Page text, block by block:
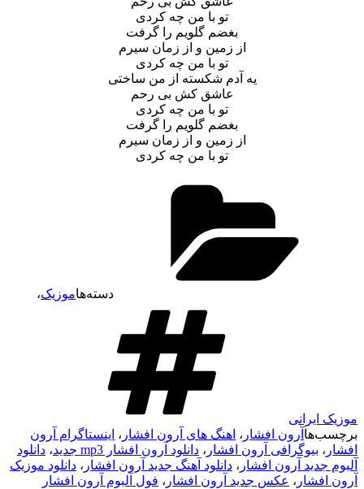
تو با من چه کردی
بغضم گلویم را گرفت
از زمین و از زمان سیرم
تو با من چه کردی
یه آدم شکسته از من ساختی
عاشق کش بی رحم
تو با من چه کردی
بغضم گلویم را گرفت
از زمین و از زمان سیرم
تو با من چه کردی
دسته‌هاموزیک،
موزیک ایرانی
برچسب‌ها آرون افشار ، اهنگ های آرون افشار ، اینستاگرام آرون
افشار ، بیوگرافی آرون افشار ، دانلود آرون افشار mp3 جدید ، دانلود
آلبوم جدید آرون افشار ، دانلود آهنگ جدید آرون افشار ، دانلود موزیک
آرون افشار ، عکس جدید آرون افشار ، فول آلبوم آرون افشار